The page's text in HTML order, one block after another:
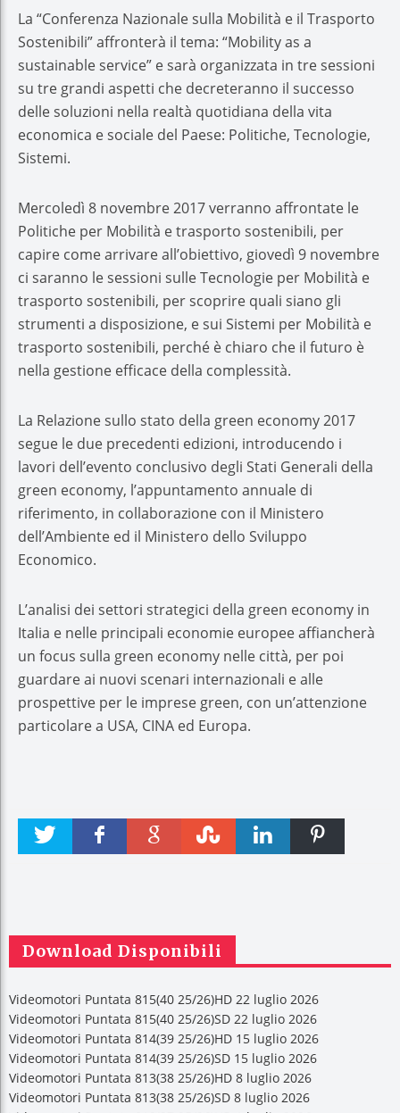
La “Conferenza Nazionale sulla Mobilità e il Trasporto
Sostenibili” affronterà il tema: “Mobility as a
sustainable service” e sarà organizzata in tre sessioni
su tre grandi aspetti che decreteranno il successo
delle soluzioni nella realtà quotidiana della vita
economica e sociale del Paese: Politiche, Tecnologie,
Sistemi.
Mercoledì 8 novembre 2017 verranno affrontate le
Politiche per Mobilità e trasporto sostenibili, per
capire come arrivare all’obiettivo, giovedì 9 novembre
ci saranno le sessioni sulle Tecnologie per Mobilità e
trasporto sostenibili, per scoprire quali siano gli
strumenti a disposizione, e sui Sistemi per Mobilità e
trasporto sostenibili, perché è chiaro che il futuro è
nella gestione efficace della complessità.
La Relazione sullo stato della green economy 2017
segue le due precedenti edizioni, introducendo i
lavori dell’evento conclusivo degli Stati Generali della
green economy, l’appuntamento annuale di
riferimento, in collaborazione con il Ministero
dell’Ambiente ed il Ministero dello Sviluppo
Economico.
L’analisi dei settori strategici della green economy in
Italia e nelle principali economie europee affiancherà
un focus sulla green economy nelle città, per poi
guardare ai nuovi scenari internazionali e alle
prospettive per le imprese green, con un’attenzione
particolare a USA, CINA ed Europa.
Download Disponibili
Videomotori Puntata 815(40 25/26)HD 22 luglio 2026
Videomotori Puntata 815(40 25/26)SD 22 luglio 2026
Videomotori Puntata 814(39 25/26)HD 15 luglio 2026
Videomotori Puntata 814(39 25/26)SD 15 luglio 2026
Videomotori Puntata 813(38 25/26)HD 8 luglio 2026
Videomotori Puntata 813(38 25/26)SD 8 luglio 2026